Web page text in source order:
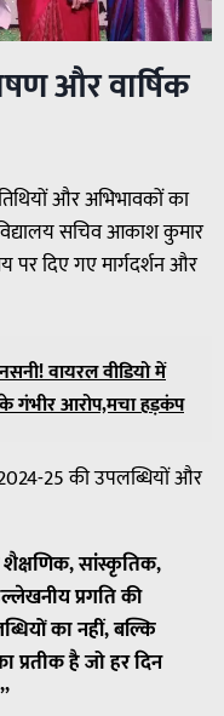
और वार्षिक
और अभिभावकों का
सचिव आकाश कुमार
पर दिए गए मार्गदर्शन और
वायरल वीडियो में
के गंभीर आरोप,मचा हड़कंप
2024-25 की उपलब्धियों और
शैक्षणिक, सांस्कृतिक,
प्रगति की
का नहीं, बल्कि
है जो हर दिन